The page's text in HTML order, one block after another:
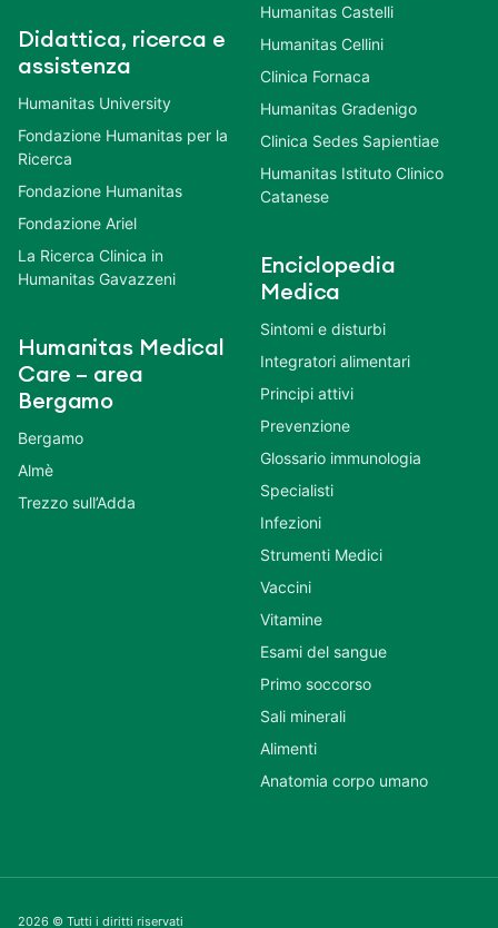
Didattica, ricerca e
assistenza
Humanitas University
Fondazione Humanitas per la
Ricerca
Fondazione Humanitas
Fondazione Ariel
La Ricerca Clinica in
Humanitas Gavazzeni
Humanitas Medical
Care – area
Bergamo
Bergamo
Almè
Trezzo sull’Adda
Humanitas Castelli
Humanitas Cellini
Clinica Fornaca
Humanitas Gradenigo
Clinica Sedes Sapientiae
Humanitas Istituto Clinico
Catanese
Enciclopedia
Medica
Sintomi e disturbi
Integratori alimentari
Principi attivi
Prevenzione
Glossario immunologia
Specialisti
Infezioni
Strumenti Medici
Vaccini
Vitamine
Esami del sangue
Primo soccorso
Sali minerali
Alimenti
Anatomia corpo umano
2026 © Tutti i diritti riservati